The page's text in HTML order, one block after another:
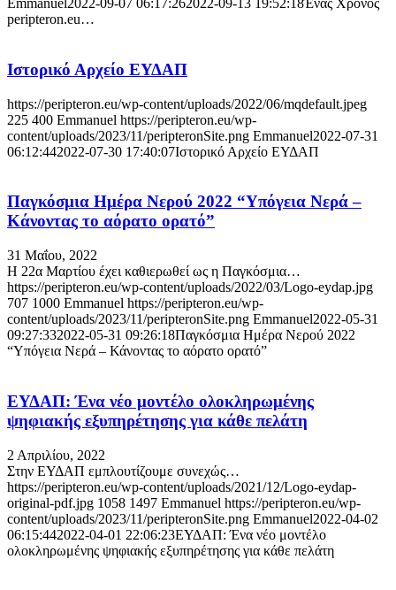
Emmanuel 2022-09-07 06:17:262022-09-13 19:52:18Ένας Χρόνος
peripteron.eu…
Ιστορικό Αρχείο ΕΥΔΑΠ
https://peripteron.eu/wp-content/uploads/2022/06/mqdefault.jpeg
225 400 Emmanuel https://peripteron.eu/wp-
content/uploads/2023/11/peripteronSite.png Emmanuel2022-07-31
06:12:442022-07-30 17:40:07Ιστορικό Αρχείο ΕΥΔΑΠ
Παγκόσμια Ημέρα Νερού 2022 “Υπόγεια Νερά –
Κάνοντας το αόρατο ορατό”
31 Μαΐου, 2022
H 22α Μαρτίου έχει καθιερωθεί ως η Παγκόσμια…
https://peripteron.eu/wp-content/uploads/2022/03/Logo-eydap.jpg
707 1000 Emmanuel https://peripteron.eu/wp-
content/uploads/2023/11/peripteronSite.png Emmanuel2022-05-31
09:27:332022-05-31 09:26:18Παγκόσμια Ημέρα Νερού 2022
“Υπόγεια Νερά – Κάνοντας το αόρατο ορατό”
ΕΥΔΑΠ: Ένα νέο μοντέλο ολοκληρωμένης
ψηφιακής εξυπηρέτησης για κάθε πελάτη
2 Απριλίου, 2022
Στην ΕΥΔΑΠ εμπλουτίζουμε συνεχώς…
https://peripteron.eu/wp-content/uploads/2021/12/Logo-eydap-
original-pdf.jpg 1058 1497 Emmanuel https://peripteron.eu/wp-
content/uploads/2023/11/peripteronSite.png Emmanuel2022-04-02
06:15:442022-04-01 22:06:23ΕΥΔΑΠ: Ένα νέο μοντέλο
ολοκληρωμένης ψηφιακής εξυπηρέτησης για κάθε πελάτη